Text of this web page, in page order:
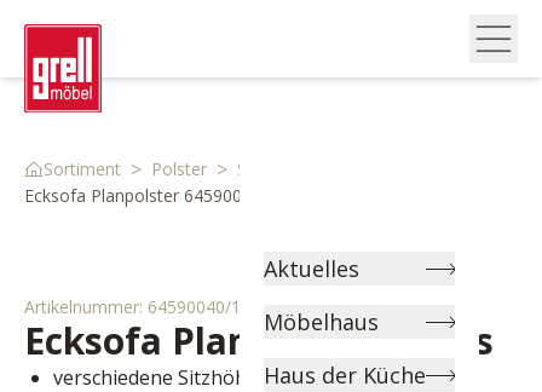
Aktuelles
Möbelhaus
Haus der Küche
Sortiment > Polster > Sofas
Ecksofa Planpolster 64590040 10
Artikelnummer: 64590040/10
Ecksofa Planpolster Phillis
verschiedene Sitzhöhen wählbar